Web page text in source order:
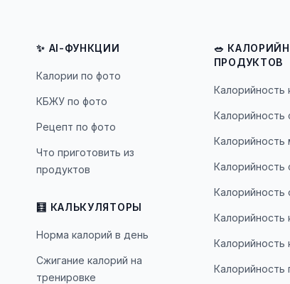
✨ AI-ФУНКЦИИ
Калории по фото
КБЖУ по фото
Рецепт по фото
Что приготовить из
продуктов
🧮 КАЛЬКУЛЯТОРЫ
Норма калорий в день
Сжигание калорий на
тренировке
🥗
ПРОДУКТОВ
Калорийность
Калорийность
Калорийность
Калорийность
Калорийность
Калорийность
Калорийность
Калорийность